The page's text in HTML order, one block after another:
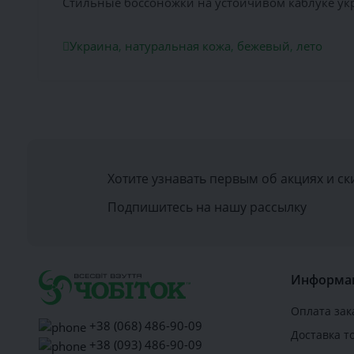
Украина, натуральная кожа, бежевый, лето
Хотите узнавать первым об акциях и
Подпишитесь на нашу рассылку
+38 (068) 486-90-09
+38 (093) 486-90-09
Оплата
Доставка